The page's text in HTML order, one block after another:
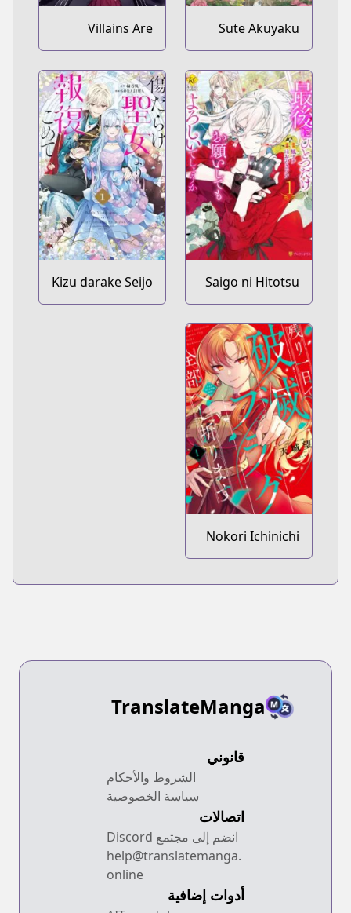
Sute Akuyaku
Reijou wa
Kaibutsu ni
Otogibanashi
wo Kataru
Villains Are
Destined to Die
Saigo ni Hitotsu
dake Onegai
shitemo Yoroshii
deshou ka
Kizu darake Seijo
yori Houfuku wo
Nokori Ichinichi
de Hametsu Flag
TranslateManga
قانوني
الشروط والأحكام
سياسة الخصوصية
اتصالات
انضم إلى مجتمع Discord
help@translatemanga.
online
أدوات إضافية